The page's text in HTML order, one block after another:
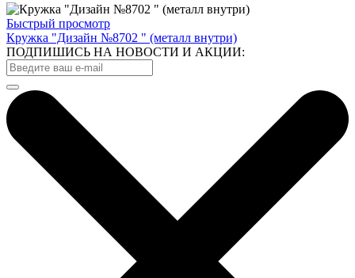
Быстрый просмотр
Кружка "Дизайн №8702 " (металл внутри)
ПОДПИШИСЬ НА НОВОСТИ И АКЦИИ: